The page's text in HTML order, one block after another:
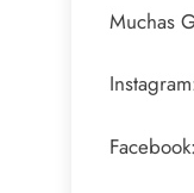
Muchas
Facebook: